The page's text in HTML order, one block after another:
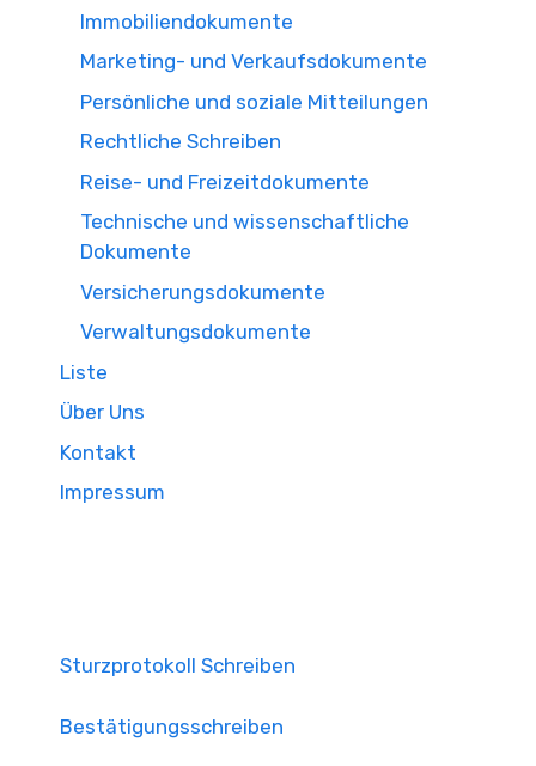
Immobiliendokumente
Marketing- und Verkaufsdokumente
Persönliche und soziale Mitteilungen
Rechtliche Schreiben
Reise- und Freizeitdokumente
Technische und wissenschaftliche
Dokumente
Versicherungsdokumente
Verwaltungsdokumente
Liste
Über Uns
Kontakt
Impressum
Sturzprotokoll Schreiben
Bestätigungsschreiben